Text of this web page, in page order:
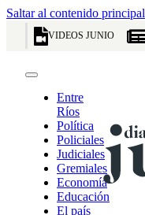
Saltar al contenido principal
VIDEOS JUNIO
Entre
Ríos
Política
Policiales
Judiciales
Gremiales
Economía
Educación
El país